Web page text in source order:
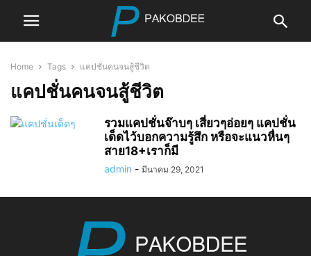
Home Tags แคปชั่นคนจนสู้ชีวิต
แคปชั่นคนจนสู้ชีวิต
รวมแคปชั่นจ๊าบๆ เสี่ยวๆอ่อยๆ แคปชั่น
เด็ดไว้บอกความรู้สึก หรือจะแนวหื่นๆ
สาย18+เราก็มี
admin - มีนาคม 29, 2021